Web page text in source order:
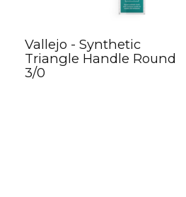
Vallejo - Synthetic
Triangle Handle Round
3/0